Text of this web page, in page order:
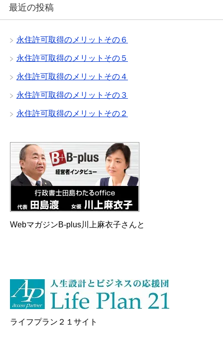
最近の投稿
永住許可取得のメリットその６
永住許可取得のメリットその５
永住許可取得のメリットその４
永住許可取得のメリットその３
永住許可取得のメリットその２
WebマガジンB-plus川上麻衣子さんと
ライフプラン２１サイト